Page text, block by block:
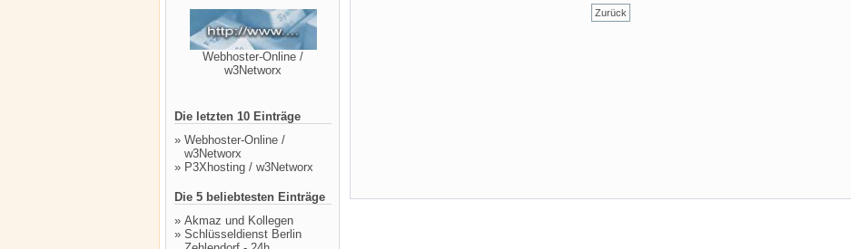
Webhoster-Online /
w3Networx
Die letzten 10 Einträge
» Webhoster-Online /
w3Networx
» P3Xhosting / w3Networx
Die 5 beliebtesten Einträge
» Akmaz und Kollegen
» Schlüsseldienst Berlin
Zurück